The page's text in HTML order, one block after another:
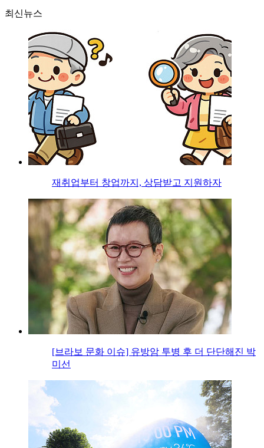
최신뉴스
재취업부터 창업까지, 상담받고 지원하자
[브라보 문화 이슈] 유방암 투병 후 더 단단해진 박
미선